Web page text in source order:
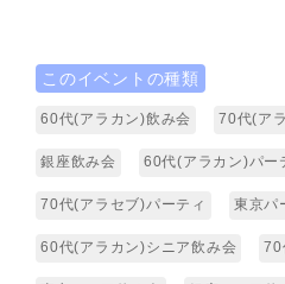
このイベントの種類
60代(アラカン)飲み会 70代(ア
銀座飲み会 60代(アラカン)パー
70代(アラセブ)パーティ 東京パ
60代(アラカン)シニア飲み会 70